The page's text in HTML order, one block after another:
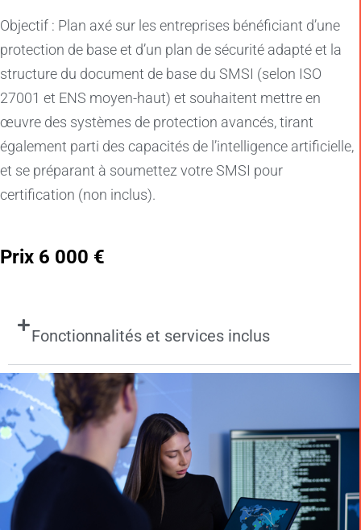
Objectif : Plan axé sur les entreprises bénéficiant d’une
protection de base et d’un plan de sécurité adapté et la
structure du document de base du SMSI (selon ISO
27001 et ENS moyen-haut) et souhaitent mettre en
œuvre des systèmes de protection avancés, tirant
également parti des capacités de l’intelligence artificielle,
et se préparant à soumettez votre SMSI pour
certification (non inclus).
Prix 6 000 €
Fonctionnalités et services inclus